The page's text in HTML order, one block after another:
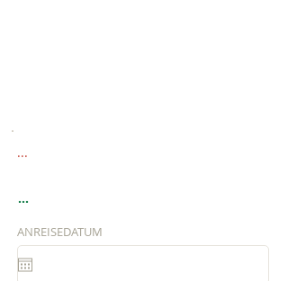
...
...
ANREISEDATUM